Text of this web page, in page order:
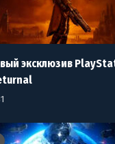
эксклюзив